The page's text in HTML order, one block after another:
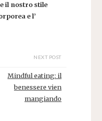
il nostro stile
e l’
NEXT POST
Mindful eating: il
benessere vien
mangiando